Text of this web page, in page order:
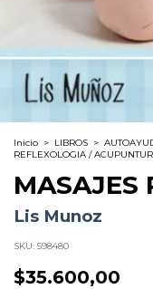
Inicio > LIBROS >
REFLEXOLOGIA /
MASAJES
Lis Munoz
SKU: 598480
$35.600,00